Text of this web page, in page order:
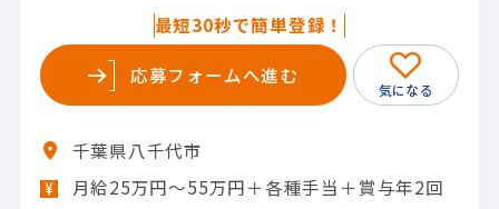
最短30秒で簡単登録！
応募フォームへ進む
千葉県八千代市
月給25万円～55万円＋各種手当＋賞与年2回